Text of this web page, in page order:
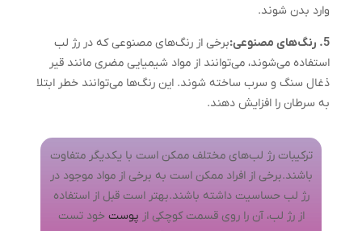
وارد بدن شوند.
5. رنگ‌های مصنوعی:
برخی از رنگ‌های مصنوعی که در رژ لب
استفاده می‌شوند، می‌توانند از مواد شیمیایی مضری مانند قیر
ذغال سنگ و سرب ساخته شوند. این رنگ‌ها می‌توانند خطر ابتلا
به سرطان را افزایش دهند.
ترکیبات رژ لب‌های مختلف ممکن است با یکدیگر متفاوت
باشند.برخی از افراد ممکن است به برخی از مواد موجود در
رژ لب حساسیت داشته باشند.بهتر است قبل از استفاده
از رژ لب، آن را روی قسمت کوچکی از پوست خود تست